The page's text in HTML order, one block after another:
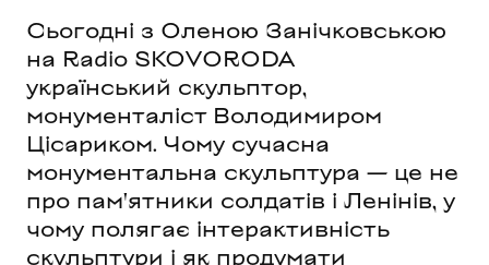
Сьогодні з Оленою Занічковською
на Radio SKOVORODA
український скульптор,
монументаліст Володимиром
Цісариком. Чому сучасна
монументальна скульптура — це не
про пам'ятники солдатів і Ленінів, у
чому полягає інтерактивність
скульптури і як продумати